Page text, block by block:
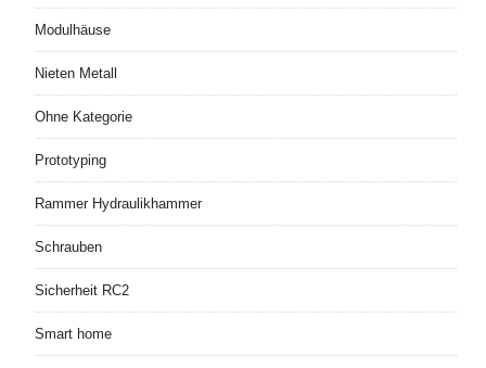
Modulhäuse
Nieten Metall
Ohne Kategorie
Prototyping
Rammer Hydraulikhammer
Schrauben
Sicherheit RC2
Smart home